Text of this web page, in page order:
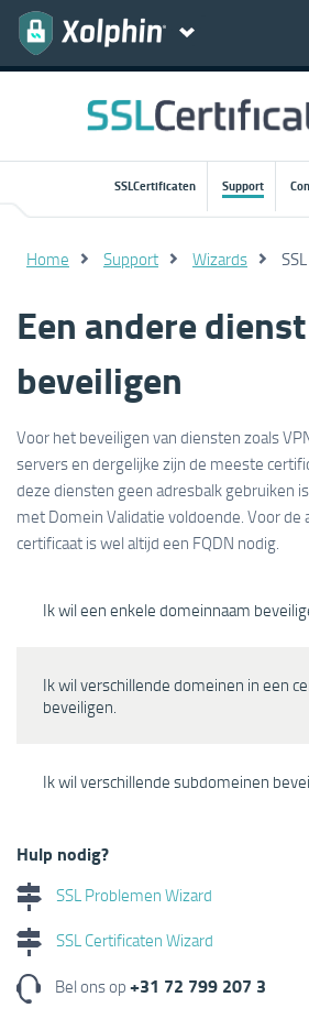
SSLCertificaten Support
Home Support Wizards
Een andere dienst
beveiligen
Voor het beveiligen van diensten zoals
servers en dergelijke zijn de meeste
deze diensten geen adresbalk gebruiken
met Domein Validatie voldoende. Voor de
certificaat is wel altijd een FQDN nodig.
Ik wil een enkele domeinnaam
Ik wil verschillende domeinen in een
beveiligen.
Ik wil verschillende subdomeinen
Hulp nodig?
SSL Problemen Wizard
SSL Certificaten Wizard
Bel ons op +31 72 799 207 3